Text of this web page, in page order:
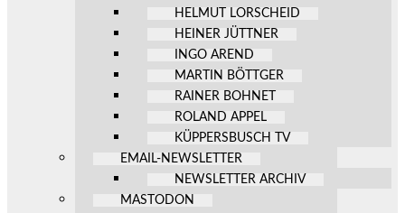
HELMUT LORSCHEID
HEINER JÜTTNER
INGO AREND
MARTIN BÖTTGER
RAINER BOHNET
ROLAND APPEL
KÜPPERSBUSCH TV
EMAIL-NEWSLETTER
NEWSLETTER ARCHIV
MASTODON